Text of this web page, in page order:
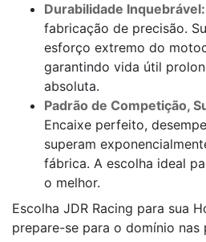
Durabilidade Inquebrável:
fabricação de precisão.
esforço extremo do
garantindo vida útil
absoluta.
Padrão de Competição,
Encaixe perfeito,
superam
fábrica. A escolha ideal
o melhor.
Escolha JDR Racing para sua
prepare-se para o domínio nas